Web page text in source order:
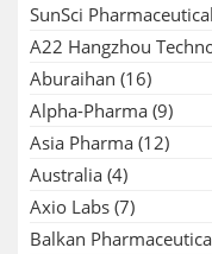
SunSci Pharmaceutical
A22 Hangzhou
Aburaihan (16)
Alpha-Pharma (9)
Asia Pharma (12)
Australia (4)
Axio Labs (7)
Balkan